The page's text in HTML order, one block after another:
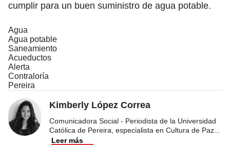
cumplir para un buen suministro de agua potable.
Agua
Agua potable
Saneamiento
Acueductos
Alerta
Contraloría
Pereira
Kimberly López Correa
Comunicadora Social - Periodista de la Universidad
Católica de Pereira, especialista en Cultura de Paz
Leer más